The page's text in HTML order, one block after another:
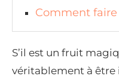
Comment
S’il est un fruit
véritablement à